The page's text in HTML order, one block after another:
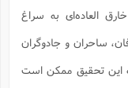
العاده‌ای به سراغ
ساحران و جادوگران
این تحقیق ممکن است